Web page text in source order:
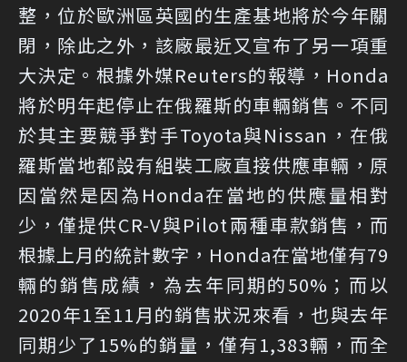
整，位於歐洲區英國的生產基地將於今年關
閉，除此之外，該廠最近又宣布了另一項重
大決定。根據外媒Reuters的報導，Honda
將於明年起停止在俄羅斯的車輛銷售。不同
於其主要競爭對手Toyota與Nissan，在俄
羅斯當地都設有組裝工廠直接供應車輛，原
因當然是因為Honda在當地的供應量相對
少，僅提供CR-V與Pilot兩種車款銷售，而
根據上月的統計數字，Honda在當地僅有79
輛的銷售成績，為去年同期的50%；而以
2020年1至11月的銷售狀況來看，也與去年
同期少了15%的銷量，僅有1,383輛，而全